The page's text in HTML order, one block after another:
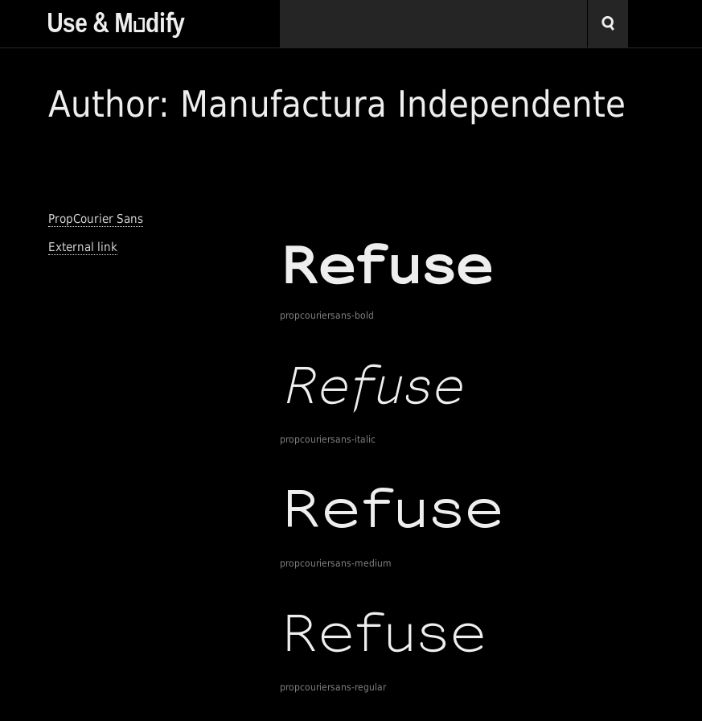
Author: Manufactura Independente
PropCourier Sans
External link
propcouriersans-bold
propcouriersans-italic
propcouriersans-medium
propcouriersans-regular